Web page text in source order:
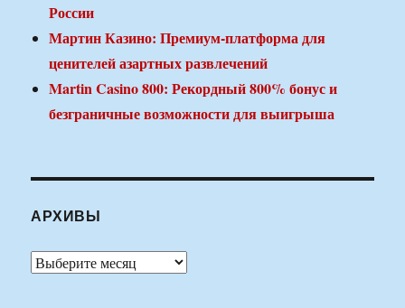
России
Мартин Казино: Премиум-платформа для
ценителей азартных развлечений
Martin Casino 800: Рекордный 800% бонус и
безграничные возможности для выигрыша
АРХИВЫ
Архивы